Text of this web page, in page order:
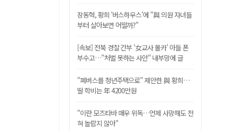
장동혁, 황희 '버스하우스'에 "與 의원 자녀들
부터 살아보면 어떨까?"
[속보] 전북 경찰 간부 '女교사 몰카' 아들 폰
부수고…"처벌 못하는 사안" 내부망에 글
"폐버스를 청년주택으로" 제안한 與 황희…
딸 학비는 年 4200만원
"이란 모즈타바 매우 위독…언제 사망해도 전
혀 놀랍지 않아"